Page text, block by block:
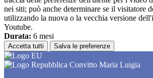
nei siti; può anche determinare se il visitatore
utilizzando la nuova o la vecchia versione
Youtube.
Durata: 6 mesi
Accetta tutti Salva le preferenze
Convitto Maria Luigia